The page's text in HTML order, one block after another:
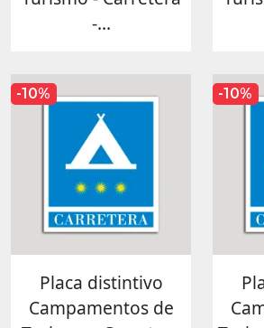
-...
Placa distintivo
Campamentos de
-10% -10%